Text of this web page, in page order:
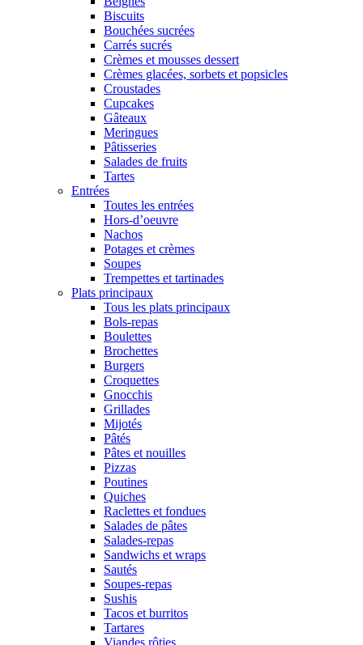
Biscuits
Bouchées sucrées
Carrés sucrés
Crèmes et mousses dessert
Crèmes glacées, sorbets et popsicles
Croustades
Cupcakes
Gâteaux
Meringues
Pâtisseries
Salades de fruits
Tartes
Entrées
Toutes les entrées
Hors-d’oeuvre
Nachos
Potages et crèmes
Soupes
Trempettes et tartinades
Plats principaux
Tous les plats principaux
Bols-repas
Boulettes
Brochettes
Burgers
Croquettes
Gnocchis
Grillades
Mijotés
Pâtés
Pâtes et nouilles
Pizzas
Poutines
Quiches
Raclettes et fondues
Salades de pâtes
Salades-repas
Sandwichs et wraps
Sautés
Soupes-repas
Sushis
Tacos et burritos
Tartares
Viandes rôties